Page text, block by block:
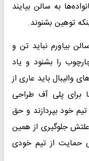
به سالن بیایند
توهین بشنوند.
بیاورم نباید تن و
را بشنود و یاد
والیبال باید عاری از
برای پلی آف طراحی
خود بپردازند و حق
علتش جلوگیری از همین
حمایت از تیم خودی